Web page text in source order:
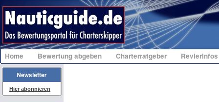
Home Bewertung abgeben Charterratgeber
Hier abonnieren